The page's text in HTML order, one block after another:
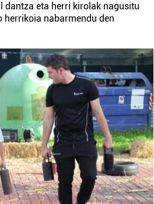
dantza eta herri kirolak nagusitu
herrikoia nabarmendu den